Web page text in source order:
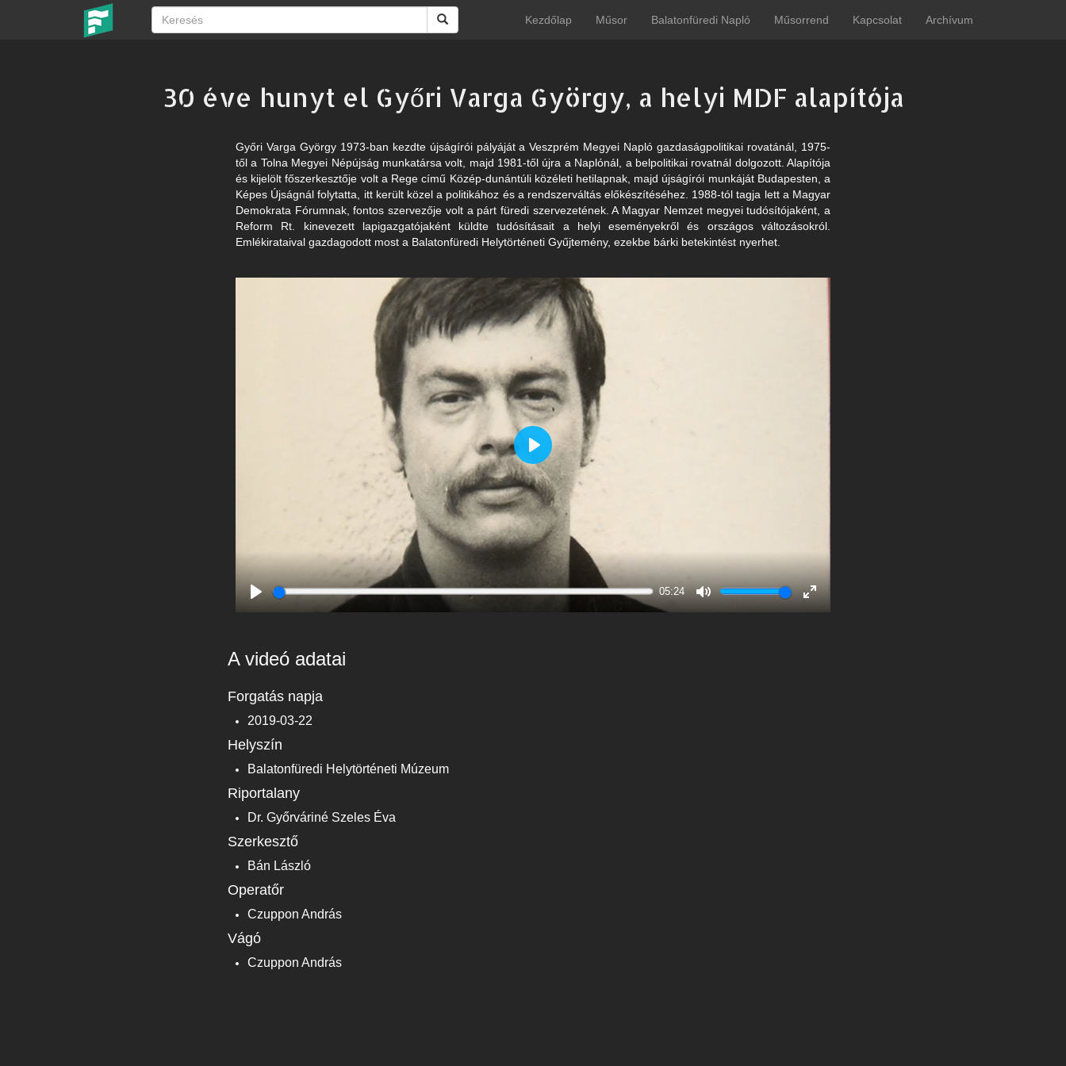
Kezdőlap Műsor Balatonfüredi Napló Műsorrend Kapcsolat Archívum
30 éve hunyt el Győri Varga György, a helyi MDF alapítója
Győri Varga György 1973-ban kezdte újságírói pályáját a Veszprém Megyei Napló gazdaságpolitikai rovatánál, 1975-
től a Tolna Megyei Népújság munkatársa volt, majd 1981-től újra a Naplónál, a belpolitikai rovatnál dolgozott. Alapítója
és kijelölt főszerkesztője volt a Rege című Közép-dunántúli közéleti hetilapnak, majd újságírói munkáját Budapesten, a
Képes Újságnál folytatta, itt került közel a politikához és a rendszerváltás előkészítéséhez. 1988-tól tagja lett a Magyar
Demokrata Fórumnak, fontos szervezője volt a párt füredi szervezetének. A Magyar Nemzet megyei tudósítójaként, a
Reform Rt. kinevezett lapigazgatójaként küldte tudósításait a helyi eseményekről és országos változásokról.
Emlékirataival gazdagodott most a Balatonfüredi Helytörténeti Gyűjtemény, ezekbe bárki betekintést nyerhet.
05:24
Play
A videó adatai
Forgatás napja
2019-03-22
Helyszín
Balatonfüredi Helytörténeti Múzeum
Riportalany
Dr. Győrváriné Szeles Éva
Szerkesztő
Bán László
Operatőr
Czuppon András
Vágó
Czuppon András